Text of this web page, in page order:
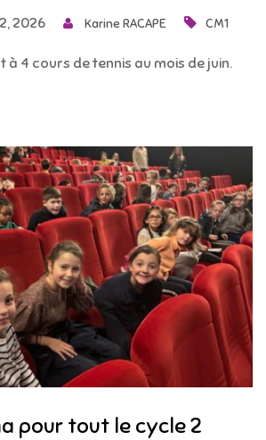
2026 Karine RACAPE CM1
à 4 cours de tennis au mois de juin.
pour tout le cycle 2